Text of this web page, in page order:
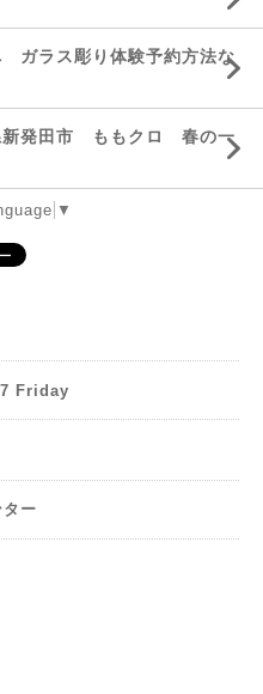
ガラス彫り体験予約方法な
新発田市 ももクロ 春の一
▼
Friday
ター